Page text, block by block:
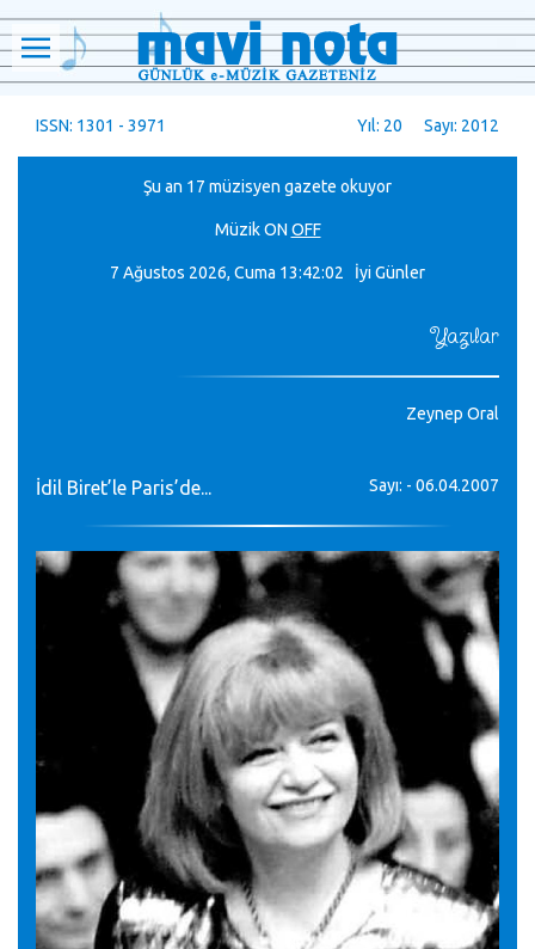
ISSN: 1301 - 3971 Yıl: 20 Sayı: 2012
Şu an 17 müzisyen gazete okuyor
MüzikON OFF
7 Ağustos 2026, Cuma 13:42:04 İyi Günler
Yazılar
Zeynep Oral
İdil Biret’le Paris’de... Sayı: - 06.04.2007